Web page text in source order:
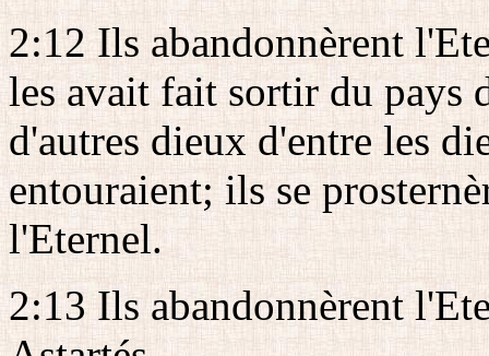
2:12 Ils abandonnèrent
les avait fait sortir du pays
d'autres dieux d'entre les
entouraient; ils se
l'Eternel.
2:13 Ils abandonnèrent